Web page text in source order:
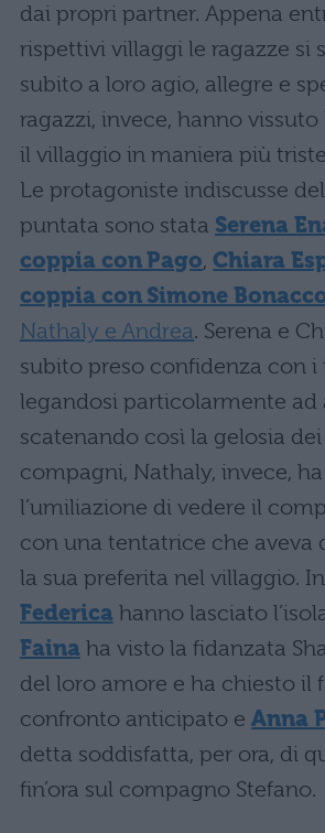
dai propri partner. Appena
rispettivi villaggi le ragazze si
subito a loro agio, allegre e
ragazzi, invece, hanno
il villaggio in maniera più
Le protagoniste indiscusse
puntata sono stata Serena
coppia con Pago,Chiara
coppia con Simone
Nathaly e Andrea. Serena e
subito preso confidenza con i
legandosi particolarmente ad
scatenando così la gelosia
compagni, Nathaly, invece,
l’umiliazione di vedere il
con una tentatrice che aveva
la sua preferita nel villaggio.
Federica hanno lasciato
Faina ha visto la fidanzata
del loro amore e ha chiesto il
confronto anticipato e Anna
detta soddisfatta, per ora, di
fin’ora sul compagno Stefano.